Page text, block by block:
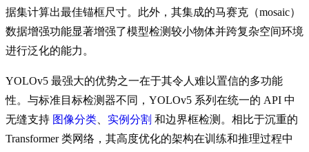
据集计算出最佳锚框尺寸。此外，其集成的马赛克（mosaic）
数据增强功能显著增强了模型检测较小物体并跨复杂空间环境
进行泛化的能力。
YOLOv5 最强大的优势之一在于其令人难以置信的多功能
性。与标准目标检测器不同，YOLOv5 系列在统一的 API 中
无缝支持 图像分类 实例分割 和边界框检测。相比于沉重的
Transformer 类网络，其高度优化的架构在训练和推理过程中